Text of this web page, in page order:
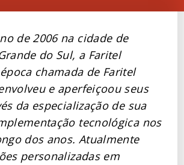
de 2006 na cidade de
do Sul, a Faritel
chamada de Faritel
e aperfeiçoou seus
da especialização de sua
tecnológica nos
dos anos. Atualmente
personalizadas em